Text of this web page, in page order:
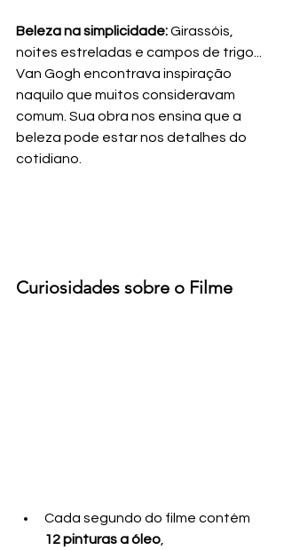
Beleza na simplicidade: Girassóis,
noites estreladas e campos de trigo...
Van Gogh encontrava inspiração
naquilo que muitos consideravam
comum. Sua obra nos ensina que a
beleza pode estar nos detalhes do
cotidiano.
Curiosidades sobre o Filme
Cada segundo do filme contém
12 pinturas a óleo,